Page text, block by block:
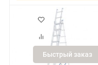
Быстрый заказ